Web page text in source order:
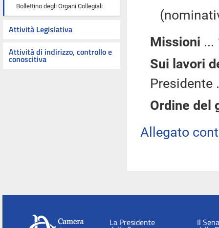
Bollettino degli Organi Collegiali
Attività Legislativa
Attività di indirizzo, controllo e
conoscitiva
Missioni ...
Sui lavori
Presidente
Ordine del
Allegato
La Presidente Il